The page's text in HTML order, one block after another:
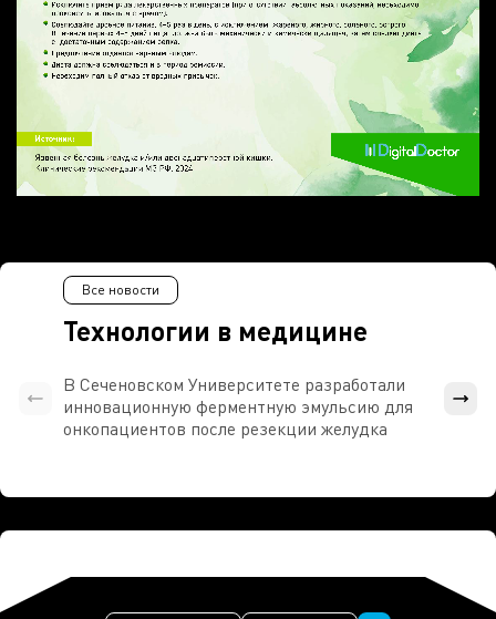
Технологии в медицине
Все новости
В Сеченовском Университете разработали
инновационную ферментную эмульсию для
онкопациентов после резекции желудка